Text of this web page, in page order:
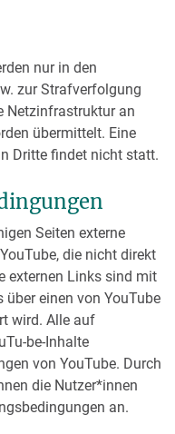
nur in den
zur Strafverfolgung
Netzinfrastruktur an
übermittelt. Eine
Dritte findet nicht statt.
Seiten externe
die nicht direkt
externen Links sind mit
über einen von YouTube
wird. Alle auf
be-Inhalte
von YouTube. Durch
die Nutzer*innen
an.